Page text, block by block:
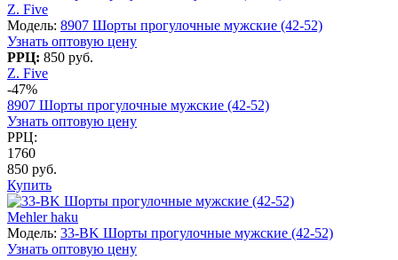
Z. Five
Модель: 8907 Шорты прогулочные мужские (42-52)
Узнать оптовую цену
РРЦ: 850 руб.
Z. Five
-47%
8907 Шорты прогулочные мужские (42-52)
Узнать оптовую цену
РРЦ:
1760
850 руб.
Купить
Mehler haku
Модель: 33-BK Шорты прогулочные мужские (42-52)
Узнать оптовую цену